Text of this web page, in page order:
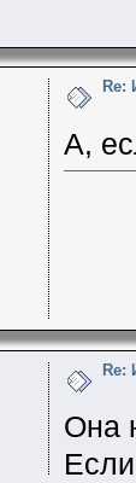
Re:
А,
Re:
Она